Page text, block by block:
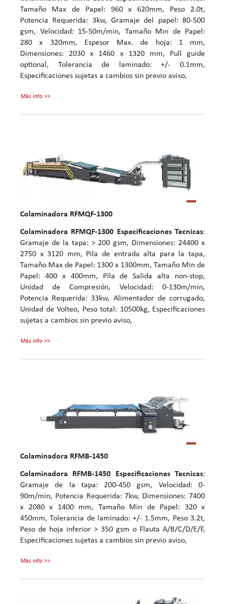
Tamaño Max de Papel: 960 x 620mm, Peso 2.0t,
Potencia Requerida: 3kw, Gramaje del papel: 80-500
gsm, Velocidad: 15-50m/min, Tamaño Min de Papel:
280 x 320mm, Espesor Max. de hoja: 1 mm,
Dimensiones: 2030 x 1460 x 1320 mm, Pull guide
optional, Tolerancia de laminado: +/- 0.1mm,
Especificaciones sujetas a cambios sin previo aviso,
Más info
Colaminadora RFMQF-1300
Colaminadora RFMQF-1300 Especificaciones Tecnicas:
Gramaje de la tapa: > 200 gsm, Dimensiones: 24400 x
2750 x 3120 mm, Pila de entrada alta para la tapa,
Tamaño Max de Papel: 1300 x 1300mm, Tamaño Min de
Papel: 400 x 400mm, Pila de Salida alta non-stop,
Unidad de Compresión, Velocidad: 0-130m/min,
Potencia Requerida: 33kw, Alimentador de corrugado,
Unidad de Volteo, Peso total: 10500kg, Especificaciones
sujetas a cambios sin previo aviso,
Más info
Colaminadora RFMB-1450
Colaminadora RFMB-1450 Especificaciones Tecnicas:
Gramaje de la tapa: 200-450 gsm, Velocidad: 0-
90m/min, Potencia Requerida: 7kw, Dimensiones: 7400
x 2080 x 1400 mm, Tamaño Min de Papel: 320 x
450mm, Tolerancia de laminado: +/- 1.5mm, Peso 3.2t,
Peso de hoja inferior > 350 gsm o Flauta A/B/C/D/E/F,
Especificaciones sujetas a cambios sin previo aviso,
Más info